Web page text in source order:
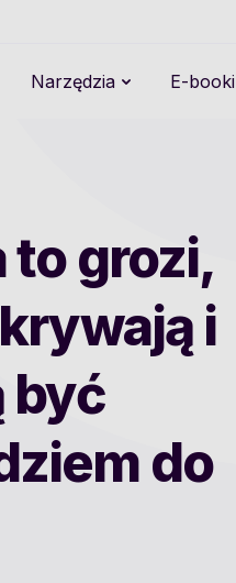
Narzędzia E-booki
to grozi,
i
być
do